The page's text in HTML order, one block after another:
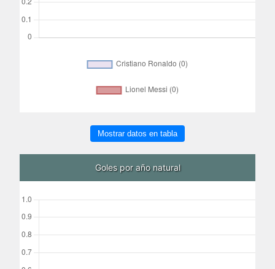
Mostrar datos en tabla
Goles por año natural